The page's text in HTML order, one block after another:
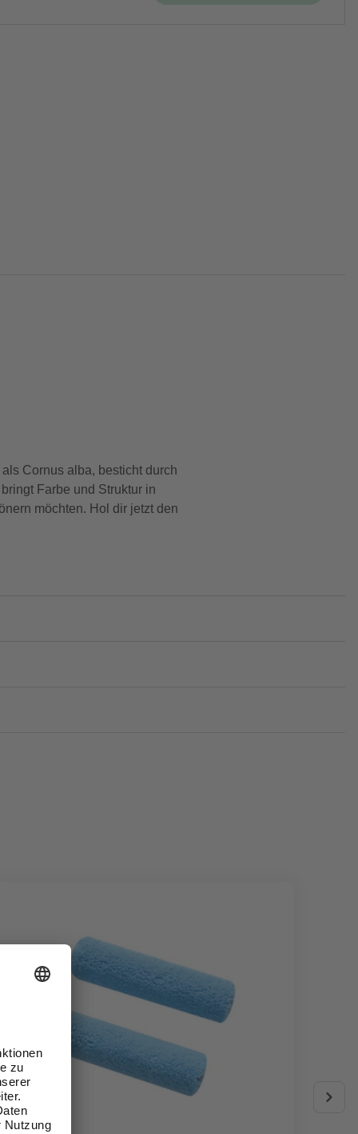
Cornus alba, besticht durch
Farbe und Struktur in
möchten. Hol dir jetzt den